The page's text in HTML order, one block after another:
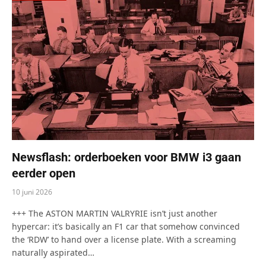
Newsflash: orderboeken voor BMW i3 gaan
eerder open
10 juni 2026
+++ The ASTON MARTIN VALRYRIE isn’t just another
hypercar: it’s basically an F1 car that somehow convinced
the ‘RDW’ to hand over a license plate. With a screaming
naturally aspirated…